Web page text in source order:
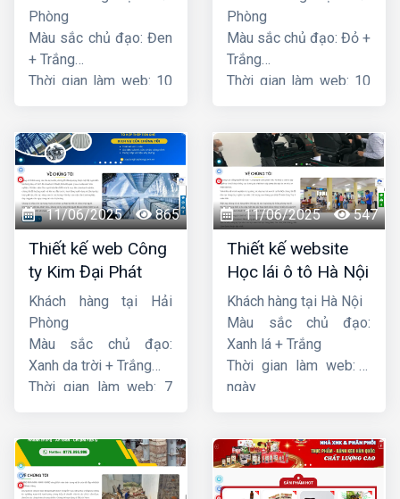
Phòng
Màu sắc chủ đạo: Đen
+ Trắng
Thời gian làm web: 10
Phòng
Màu sắc chủ đạo: Đỏ +
Trắng
Thời gian làm web: 10
11/06/2025 865
Thiết kế web Công
ty Kim Đại Phát
Khách hàng tại Hải
Phòng
Màu sắc chủ đạo:
Xanh da trời + Trắng
Thời gian làm web: 7
11/06/2025 547
Thiết kế website
Học lái ô tô Hà Nội
Khách hàng tại Hà Nội
Màu sắc chủ đạo:
Xanh lá + Trắng
Thời gian làm web: 7
ngày